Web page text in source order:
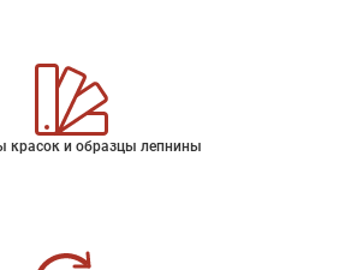
красок и образцы лепнины